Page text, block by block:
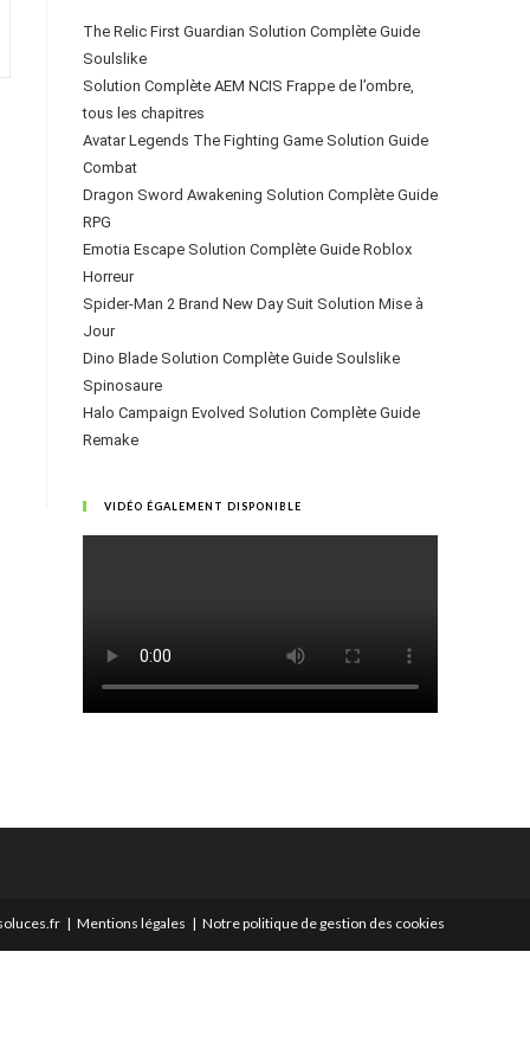
The Relic First Guardian Solution Complète Guide
Soulslike
Solution Complète AEM NCIS Frappe de l’ombre,
tous les chapitres
Avatar Legends The Fighting Game Solution Guide
Combat
Dragon Sword Awakening Solution Complète Guide
RPG
Emotia Escape Solution Complète Guide Roblox
Horreur
Spider-Man 2 Brand New Day Suit Solution Mise à
Jour
Dino Blade Solution Complète Guide Soulslike
Spinosaure
Halo Campaign Evolved Solution Complète Guide
Remake
VIDÉO ÉGALEMENT DISPONIBLE
Mentions légales Notre politique de gestion des cookies